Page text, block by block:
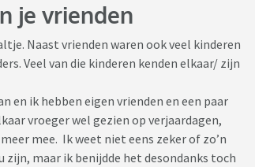
je vrienden
Naast vrienden waren ook veel kinderen
Veel van die kinderen kenden elkaar/ zijn
en ik hebben eigen vrienden en een paar
vroeger wel gezien op verjaardagen,
mee. Ik weet niet eens zeker of zo’n
maar ik benijdde het desondanks toch